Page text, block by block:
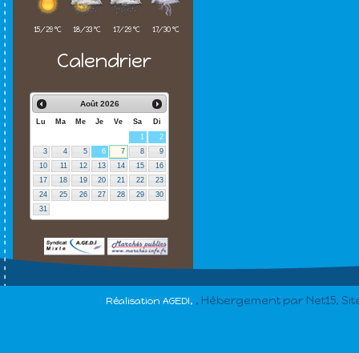
15/29 °C 18/33 °C 17/29 °C 17/30 °C
Calendrier
Août 2026
Lu Ma Me Je Ve Sa
Di
1
2
3
4 5 6 7 8
9
10
11 12 13 14 15
16
17
18 19 20 21 22
23
24
25 26 27 28 29
30
31
Réalisation AGEDI, , Hébergement par Net15,